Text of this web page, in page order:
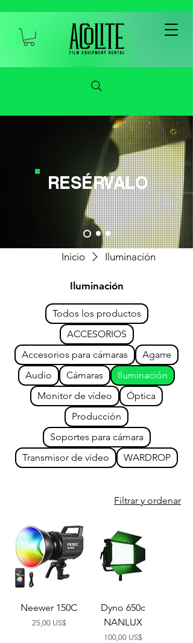
RESÉRVALO
Inicio Iluminación
Iluminación
Todos los productos
ACCESORIOS
Accesorios para cámaras
Agarre
Audio
Cámaras
Iluminación
Monitor de vídeo
Óptica
Producción
Soportes para cámara
Transmisor de vídeo
WARDROP
Filtrar y ordenar
Neewer 150C
Precio
25,00 US$
Dyno 650c
NANLUX
Precio
100,00 US$